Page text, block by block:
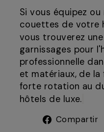
Si vous équipez ou
couettes de votre
vous trouverez
garnissages pour
professionnelle
et matériaux, de
forte rotation au
hôtels de luxe.
Compartir